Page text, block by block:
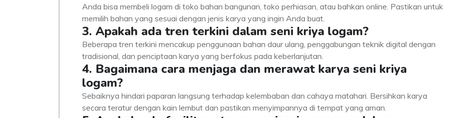
Anda bisa membeli logam di toko bahan bangunan, toko perhiasan, atau bahkan online. Pastikan untuk
memilih bahan yang sesuai dengan jenis karya yang ingin Anda buat.
3. Apakah ada tren terkini dalam seni kriya logam?
Beberapa tren terkini mencakup penggunaan bahan daur ulang, penggabungan teknik digital dengan
tradisional, dan penciptaan karya yang berfokus pada keberlanjutan.
4. Bagaimana cara menjaga dan merawat karya seni kriya
logam?
Sebaiknya hindari paparan langsung terhadap kelembaban dan cahaya matahari. Bersihkan karya
secara teratur dengan kain lembut dan pastikan menyimpannya di tempat yang aman.